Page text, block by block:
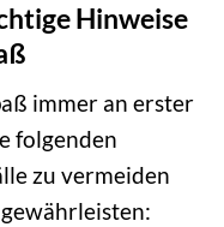
Hinweise
immer an erster
folgenden
zu vermeiden